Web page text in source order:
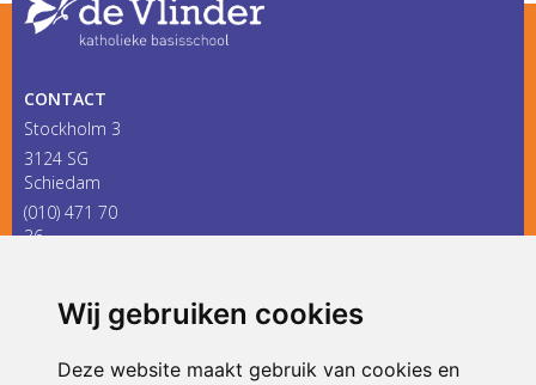
Wij gebruiken cookies
Deze website maakt gebruik van cookies en
CONTACT
Stockholm 3
3124 SG
Schiedam
(010) 471 70
36
ONDERDEEL VAN